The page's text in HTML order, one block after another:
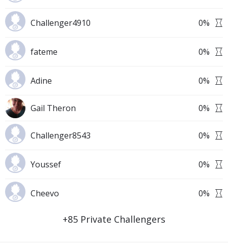
Challenger4910 0%
fateme 0%
Adine 0%
Gail Theron 0%
Challenger8543 0%
Youssef 0%
Cheevo 0%
+85 Private Challengers